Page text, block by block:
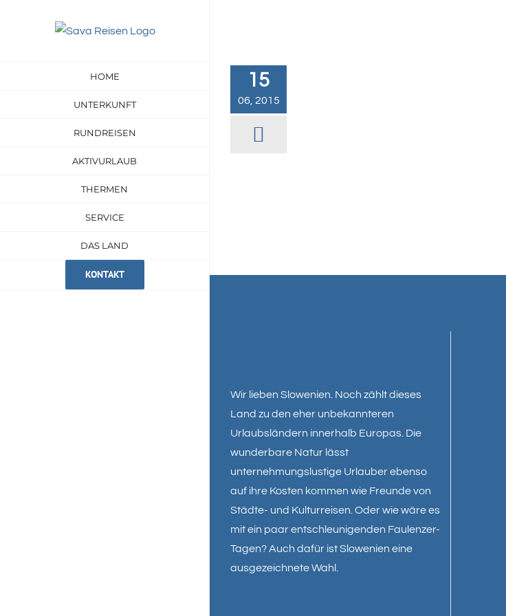
HOME
UNTERKUNFT
RUNDREISEN
AKTIVURLAUB
THERMEN
SERVICE
DAS LAND
KONTAKT
15
06, 2015
Wir lieben Slowenien. Noch zählt dieses
Land zu den eher unbekannteren
Urlaubsländern innerhalb Europas. Die
wunderbare Natur lässt
unternehmungslustige Urlauber ebenso
auf ihre Kosten kommen wie Freunde von
Städte- und Kulturreisen. Oder wie wäre es
mit ein paar entschleunigenden Faulenzer-
Tagen? Auch dafür ist Slowenien eine
ausgezeichnete Wahl.